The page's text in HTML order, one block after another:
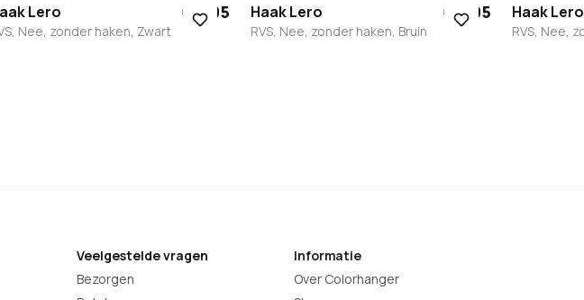
Lero € 9,95
Nee, zonder haken, Zwart
Haak Lero € 9,95
RVS, Nee, zonder haken, Bruin
Haak Lero
RVS, Nee,
Veelgestelde vragen
Bezorgen
Informatie
Over Colorhanger